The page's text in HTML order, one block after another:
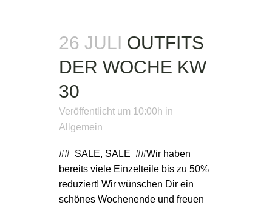
26 JULI OUTFITS
DER WOCHE KW
30
Veröffentlicht um 10:00h in
Allgemein
## SALE, SALE ##Wir haben
bereits viele Einzelteile bis zu 50%
reduziert! Wir wünschen Dir ein
schönes Wochenende und freuen